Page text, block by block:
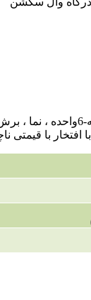
این پروژه طراحی فنی
با افتخار با قیمتی